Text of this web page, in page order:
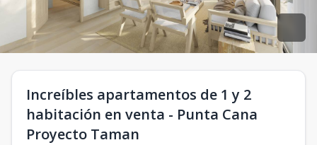
Increíbles apartamentos de 1 y 2
habitación en venta - Punta Cana
Proyecto Taman